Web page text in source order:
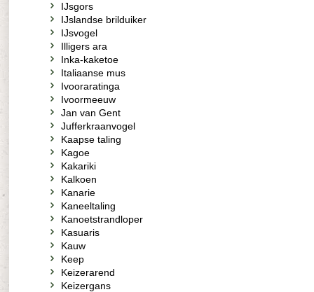
IJsgors
IJslandse brilduiker
IJsvogel
Illigers ara
Inka-kaketoe
Italiaanse mus
Ivooraratinga
Ivoormeeuw
Jan van Gent
Jufferkraanvogel
Kaapse taling
Kagoe
Kakariki
Kalkoen
Kanarie
Kaneeltaling
Kanoetstrandloper
Kasuaris
Kauw
Keep
Keizerarend
Keizergans